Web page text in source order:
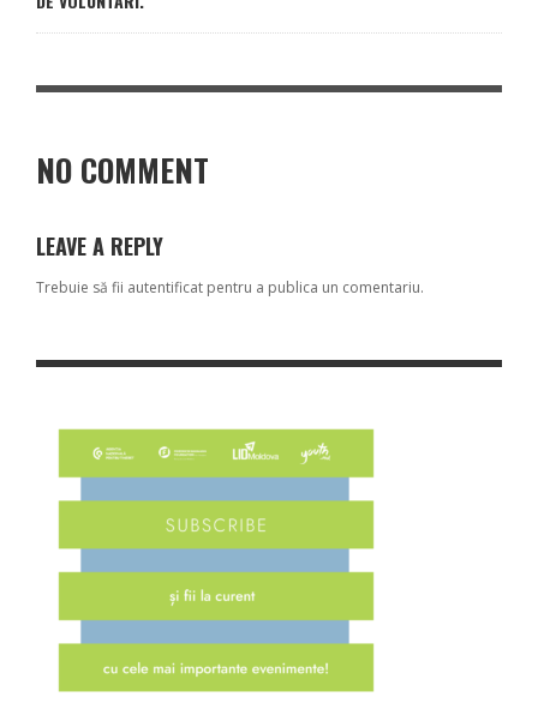
NO COMMENT
LEAVE A REPLY
Trebuie să fii autentificat pentru a publica un comentariu.